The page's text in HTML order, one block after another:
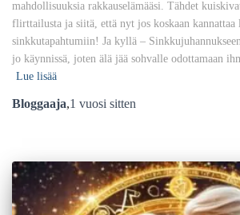
mahdollisuuksia rakkauselämääsi. Tähdet
flirttailusta ja siitä, että nyt jos koskaan kannattaa
sinkkutapahtumiin! Ja kyllä –
jo käynnissä, joten älä jää sohvalle odottamaan
Lue lisää
Bloggaaja,1 vuosi sitten